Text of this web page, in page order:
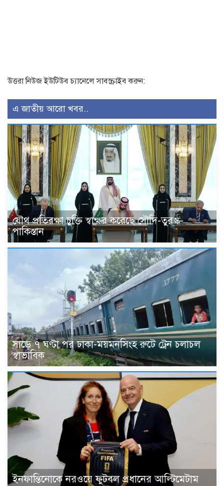
উত্তরা নিউজ ইউটিউব চ্যানেলে সাবস্ক্রাইব করুন:
এ জাতীয় আরো খবর..
যৌথ প্রতিরক্ষা চুক্তি স্বাক্ষর করেছে সৌদি-তুরস্ক-
পাকিস্তান
সাড়ে ৭ ঘণ্টা পর ঢাকা-ময়মনসিংহ রুটে ট্রেন চলাচল
স্বাভাবিক
ইনফান্তিনোকে নরওয়ে ফুটবল প্রধানের আল্টিমেটাম